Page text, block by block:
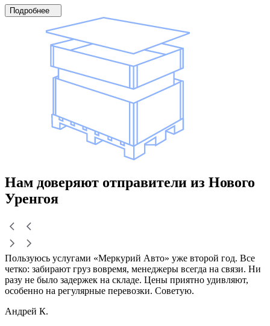
Подробнее
Нам доверяют отправители из Нового
Уренгоя
Пользуюсь услугами «Меркурий Авто» уже второй год. Все
четко: забирают груз вовремя, менеджеры всегда на связи. Ни
разу не было задержек на складе. Цены приятно удивляют,
особенно на регулярные перевозки. Советую.
Андрей К.